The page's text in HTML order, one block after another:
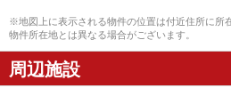
※地図上に表示される物件の位置は付近住所に所
物件所在地とは異なる場合がございます。
周辺施設